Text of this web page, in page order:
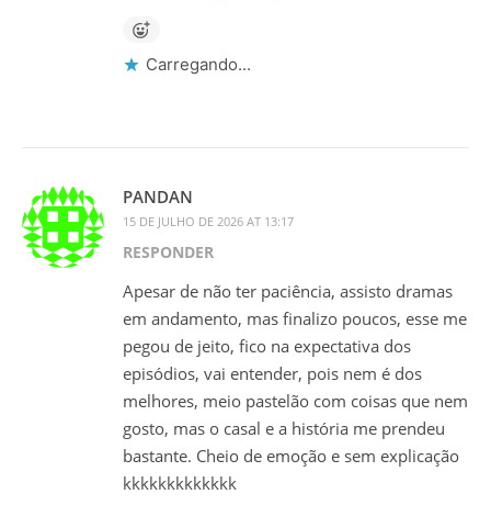
Carregando...
PANDAN
15 DE JULHO DE 2026 AT 13:17
RESPONDER
Apesar de não ter paciência, assisto dramas
em andamento, mas finalizo poucos, esse me
pegou de jeito, fico na expectativa dos
episódios, vai entender, pois nem é dos
melhores, meio pastelão com coisas que nem
gosto, mas o casal e a história me prendeu
bastante. Cheio de emoção e sem explicação
kkkkkkkkkkkkk